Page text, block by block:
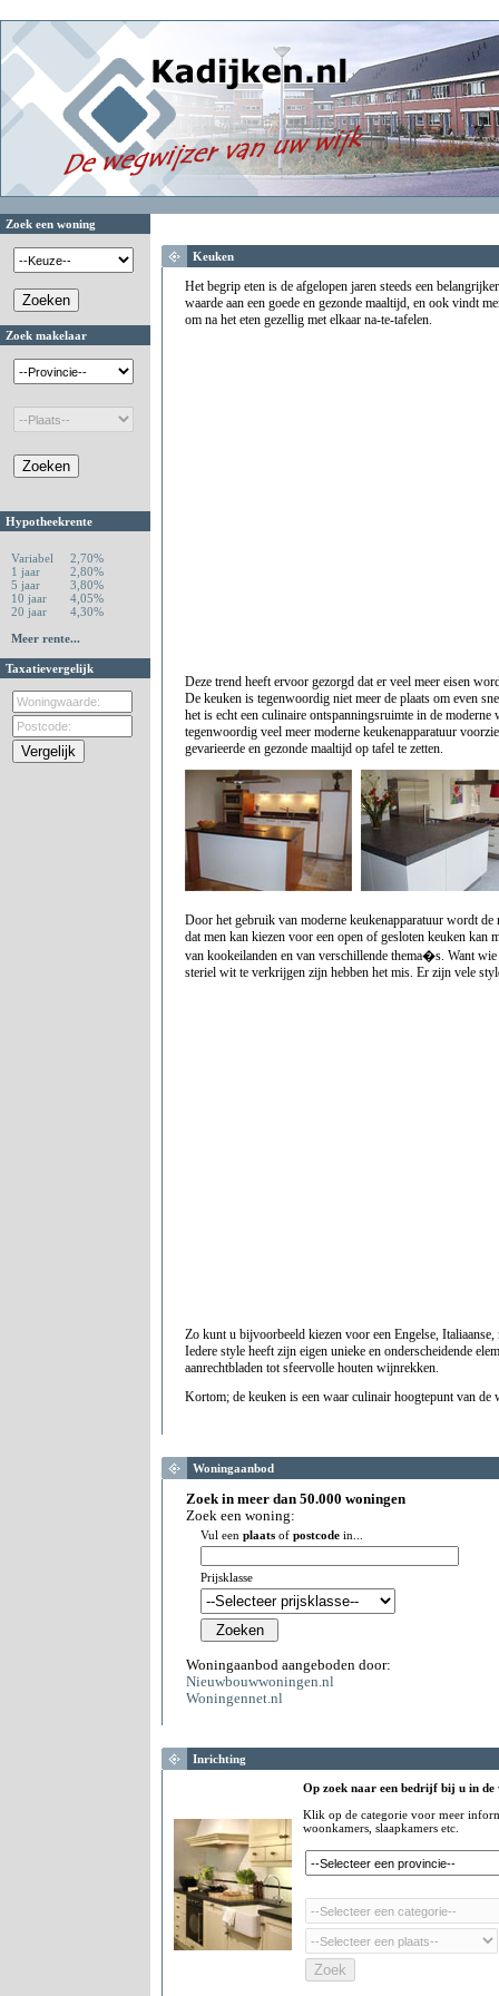
Zoek een woning
Zoek makelaar
Hypotheekrente
Variabel
2,70%
1 jaar
2,80%
5 jaar
3,80%
10 jaar
4,05%
20 jaar
4,30%
Meer rente...
Taxatievergelijk
Keuken
Het begrip eten is de afgelopen jaren steeds een
waarde aan een goede en gezonde maaltijd, en ook vindt
om na het eten gezellig met elkaar na-te-tafelen.
Deze trend heeft ervoor gezorgd dat er veel meer eisen
De keuken is tegenwoordig niet meer de plaats om even
het is echt een culinaire ontspanningsruimte in de
tegenwoordig veel meer moderne keukenapparatuur
gevarieerde en gezonde maaltijd op tafel te zetten.
Door het gebruik van moderne keukenapparatuur wordt
dat men kan kiezen voor een open of gesloten keuken kan
van kookeilanden en van verschillende thema�s. Want
steriel wit te verkrijgen zijn hebben het mis. Er zijn vele
Zo kunt u bijvoorbeeld kiezen voor een Engelse,
Iedere style heeft zijn eigen unieke en onderscheidende
aanrechtbladen tot sfeervolle houten wijnrekken.
Kortom; de keuken is een waar culinair hoogtepunt van
Woningaanbod
Zoek in meer dan 50.000 woningen
Zoek een woning:
Vul een plaats of postcode in...
Prijsklasse
Woningaanbod aangeboden door:
Nieuwbouwwoningen.nl
Woningennet.nl
Inrichting
Op zoek naar een bedrijf bij u in
Klik op de categorie voor meer
woonkamers, slaapkamers etc.